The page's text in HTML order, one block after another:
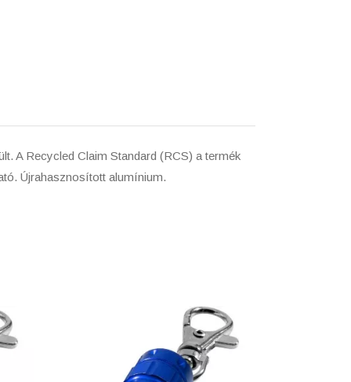
A Recycled Claim Standard (RCS) a termék
Újrahasznosított alumínium.